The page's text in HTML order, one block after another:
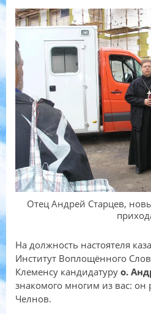
Отец Андрей Старцев,
На должность настоятеля
Институт Воплощённого
Клеменсу кандидатуру о.
знакомого многим из вас:
Челнов.